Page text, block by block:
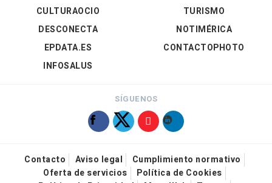
CULTURAOCIO
DESCONECTA
EPDATA.ES
INFOSALUS
TURISMO
NOTIMÉRICA
CONTACTOPHOTO
SÍGUENOS
Contacto Aviso legal
Cumplimiento normativo
Oferta de servicios
Política de Cookies